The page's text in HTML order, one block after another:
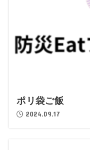
ポリ袋ご飯
2024.09.17